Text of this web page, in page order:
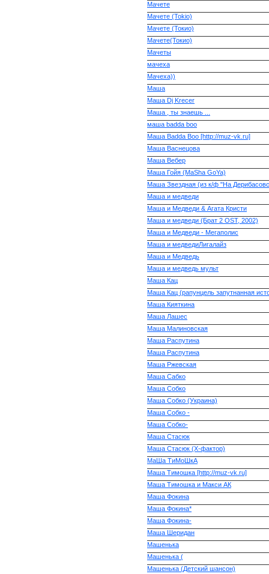
Мачете
Мачете (Tokio)
Мачете (Токио)
Мачете(Токио)
Мачеты
мачеха
Мачеха))
Маша
Маша Dj Krecer
Маша , ты знаешь ...
маша badda boo
Маша Badda Boo [http://muz-vk.ru]
Маша Васнецова
Маша Вебер
Маша Гойя (MaSha GoYa)
Маша Звездная (из к/ф "На
Маша и медведи
Маша и Медведи & Агата Кристи
Маша и медведи (Брат 2 OST, 2002)
Маша и Медведи - Мегаполис
Маша и медведиЛигалайз
Маша и Медведь
Маша и медведь мульт
Маша Кац
Маша Кац (рапунцель запутнанная
Маша Кияткина
Маша Лашес
Маша Малиновская
Маша Распутина
Маша Распутина
Маша Ржевская
Маша Сабко
Маша Собко
Маша Собко (Украина)
Маша Собко -
Маша Собко-
Маша Стасюк
Маша Стасюк (Х-фактор)
МаШа ТиМоШкА
Маша Тимошка [http://muz-vk.ru]
Маша Тимошка и Макси АК
Маша Фокина
Маша Фокина*
Маша Фокина-
Маша Шеридан
Машенька
Машенька (
Машенька (Детский шансон)